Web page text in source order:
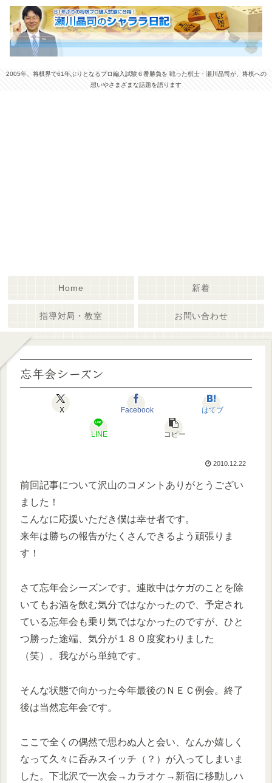
2005年、将棋界で61年ぶりとなるプロ編入試験６番勝負を 戦った棋士・瀬川晶司が、将棋への
想いやさまざまな話題を語ります
Home 新着
指導対局・教室 お問い合わせ
忘年会シーズン
X Facebook はてブ
LINE コピー
2010.12.22
前回記事について沢山のコメントありがとうござい
ました！
こんなに応援いただき僕は幸せ者です。
来年は勝ちの報告がたくさんできるよう頑張りま
す！
さて忘年会シーズンです。連敗中はケガのことを除
いてもお酒を飲む気分ではなかったので、予定され
ている忘年会も乗り気ではなかったのですが、ひと
つ勝った途端、気分が１８０度変わりました
（笑）。我ながら単純です。
そんな状態で向かった今年最後のＮＥＣ例会。終了
後は当然忘年会です。
ここで全くの偶然で思わぬ人と会い、なんか嬉しく
なって久々に呑みスイッチ（？）が入ってしまいま
した。下北沢で一次会→カラオケ→新宿に移動しハ